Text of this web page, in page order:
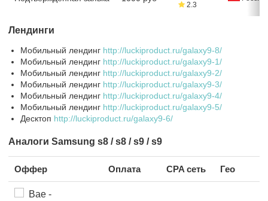
2.3
Лендинги
Мобильный лендинг http://luckiproduct.ru/galaxy9-8/
Мобильный лендинг http://luckiproduct.ru/galaxy9-1/
Мобильный лендинг http://luckiproduct.ru/galaxy9-2/
Мобильный лендинг http://luckiproduct.ru/galaxy9-3/
Мобильный лендинг http://luckiproduct.ru/galaxy9-4/
Мобильный лендинг http://luckiproduct.ru/galaxy9-5/
Десктоп http://luckiproduct.ru/galaxy9-6/
Аналоги Samsung s8 / s8 / s9 / s9
Оффер Оплата CPA сеть Гео
Bae -